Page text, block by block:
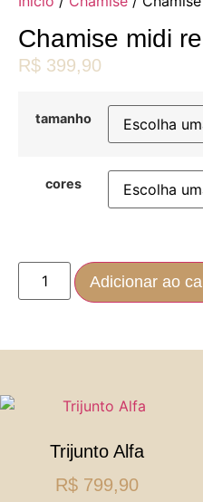
Chamise midi
R$ 399,90
tamanho
cores
Adicionar ao
Trijunto Alfa
R$ 799,90